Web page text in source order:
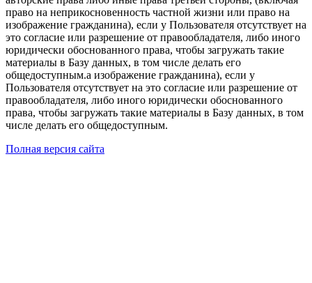
право на неприкосновенность частной жизни или право на
изображение гражданина), если у Пользователя отсутствует на
это согласие или разрешение от правообладателя, либо иного
юридически обоснованного права, чтобы загружать такие
материалы в Базу данных, в том числе делать его
общедоступным.а изображение гражданина), если у
Пользователя отсутствует на это согласие или разрешение от
правообладателя, либо иного юридически обоснованного
права, чтобы загружать такие материалы в Базу данных, в том
числе делать его общедоступным.
Полная версия сайта